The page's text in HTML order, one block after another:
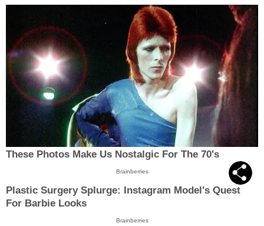
These Photos Make Us Nostalgic For The 70's
Brainberries
Plastic Surgery Splurge: Instagram Model's Quest
For Barbie Looks
Brainberries